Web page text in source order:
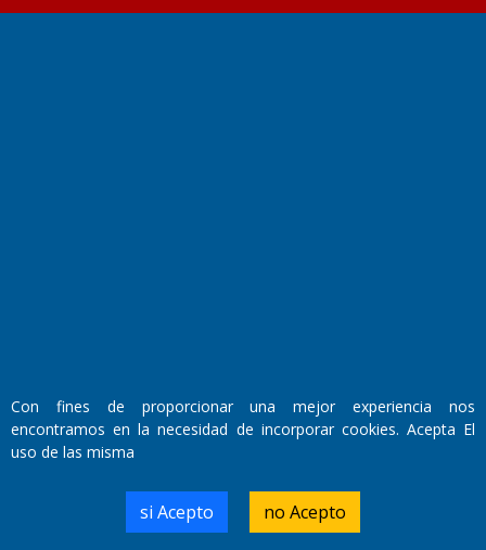
Director Periodístico:
Walter René Goñi
Domicilio Legal: José Ingenieros 855,
Santa Rosa, La Pampa.
Número de Registro DNDA:
Con fines de proporcionar una mejor experiencia nos
encontramos en la necesidad de incorporar cookies. Acepta El
uso de las misma
si Acepto no Acepto